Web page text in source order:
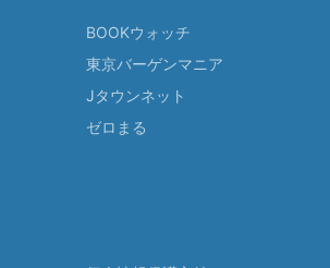
BOOKウォッチ
東京バーゲンマニア
Jタウンネット
ゼロまる